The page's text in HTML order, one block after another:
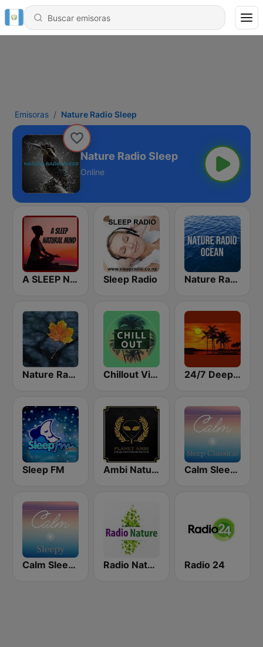
Emisoras Nature Radio Sleep
Nature Radio Sleep
Online
A SLEEP NATURAL MIND Sleep Radio Nature Radio Ocean
Nature Radio Rain Chillout Vibes 24/7 Deep Sleep Music Relaxing Music Insomnia Sleep Relaxing Music Study Sleep Meditation
Sleep FM Ambi Nature Radio Calm Sleep Classical
Calm Sleepy Radio Nature Radio 24